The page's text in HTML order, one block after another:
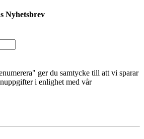
Nyhetsbrev
ger du samtycke till att vi sparar
i enlighet med vår